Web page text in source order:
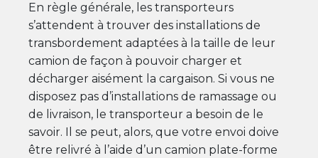
En règle générale, les transporteurs
s’attendent à trouver des installations de
transbordement adaptées à la taille de leur
camion de façon à pouvoir charger et
décharger aisément la cargaison. Si vous ne
disposez pas d’installations de ramassage ou
de livraison, le transporteur a besoin de le
savoir. Il se peut, alors, que votre envoi doive
être relivré à l’aide d’un camion plate-forme